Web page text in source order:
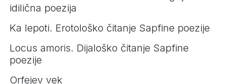
idilična poezija
Ka lepoti. Erotološko čitanje Sapfine poezije
Locus amoris. Dijaloško čitanje Sapfine
poezije
Orfejev vek